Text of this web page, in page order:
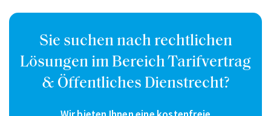
Sie suchen nach rechtlichen
Lösungen im Bereich Tarifvertrag
& Öffentliches Dienstrecht?